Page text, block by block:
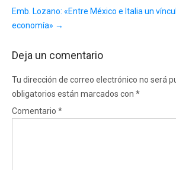
Emb. Lozano: «Entre México e Italia un
economía» →
Deja un comentario
Tu dirección de correo electrónico no será
obligatorios están marcados con *
Comentario *